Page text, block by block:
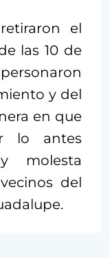
el
las 10 de
y del
en que
lo antes
molesta
del